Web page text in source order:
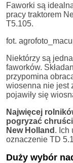
Faworki są
pracy traktorem
T5.105.
fot.
Niektórzy są
faworków.
przypomina
wiosenna nie jest
pojawiły się
Najwięcej
pogryzać
New Holland . Ich
oznaczenie TD
Duży wybór